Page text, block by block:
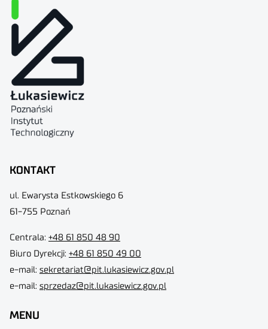
KONTAKT
ul. Ewarysta Estkowskiego 6
61-755 Poznań
Centrala: +48 61 850 48 90
Biuro Dyrekcji: +48 61 850 49 00
e-mail: sekretariat@pit.lukasiewicz.gov.pl
e-mail: sprzedaz@pit.lukasiewicz.gov.pl
MENU